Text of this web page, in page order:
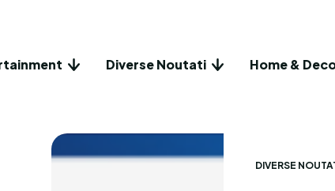
Diverse Noutati Home &
DIVERSE